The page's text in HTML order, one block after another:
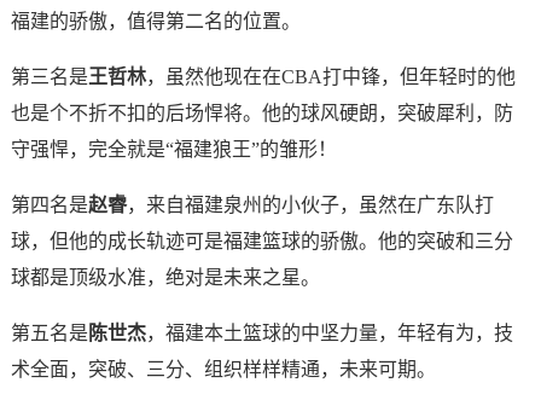
福建的骄傲，值得第二名的位置。
第三名是王哲林，虽然他现在在CBA打中锋，但年轻时的他
也是个不折不扣的后场悍将。他的球风硬朗，突破犀利，防
守强悍，完全就是“福建狼王”的雏形！
第四名是赵睿，来自福建泉州的小伙子，虽然在广东队打
球，但他的成长轨迹可是福建篮球的骄傲。他的突破和三分
球都是顶级水准，绝对是未来之星。
第五名是 陈世杰，福建本土篮球的中坚力量，年轻有为，技
术全面，突破、三分、组织样样精通，未来可期。